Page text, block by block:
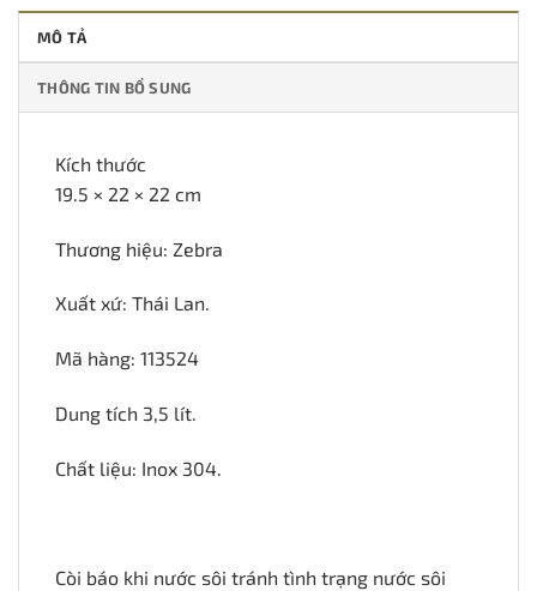
MÔ TẢ
THÔNG TIN BỔ SUNG
Kích thước
19.5 × 22 × 22 cm
Thương hiệu: Zebra
Xuất xứ: Thái Lan.
Mã hàng: 113524
Dung tích 3,5 lít.
Chất liệu: Inox 304.
Còi báo khi nước sôi tránh tình trạng nước sôi